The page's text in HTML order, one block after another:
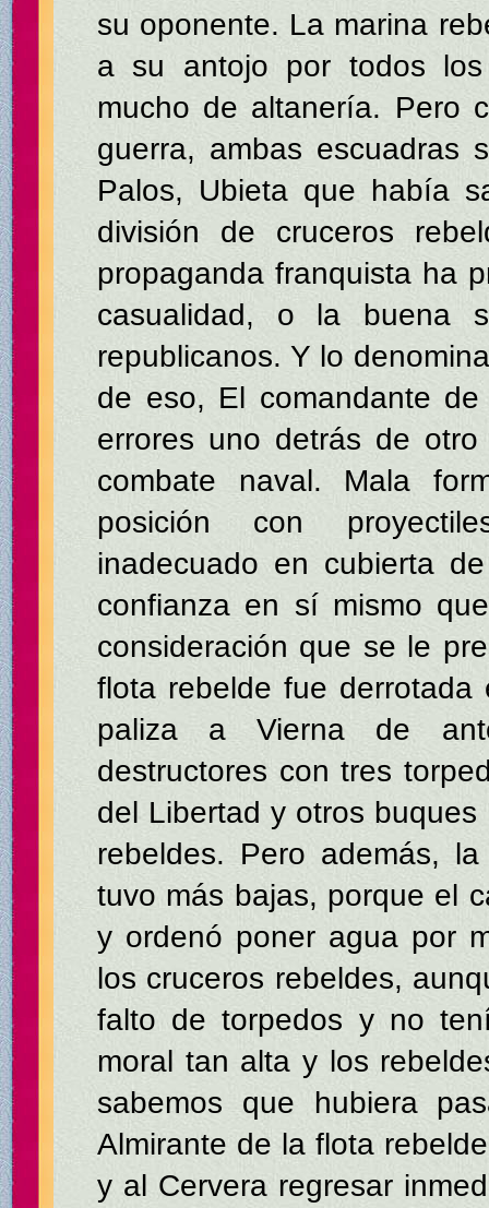
su oponente. La marina
a su antojo por todos
mucho de altanería. Pero
guerra, ambas escuadras
Palos, Ubieta que había
división de cruceros
propaganda franquista ha
casualidad, o la buena
republicanos. Y lo
de eso, El comandante
errores uno detrás de
combate naval. Mala
posición con
inadecuado en cubierta
confianza en sí mismo
consideración que se le
flota rebelde fue
paliza a Vierna de
destructores con tres
del Libertad y otros
rebeldes. Pero además,
tuvo más bajas, porque el
y ordenó poner agua por
los cruceros rebeldes,
falto de torpedos y no
moral tan alta y los
sabemos que hubiera
Almirante de la flota
y al Cervera regresar